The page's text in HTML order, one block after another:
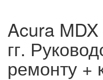
Acura
гг.
ремонту +